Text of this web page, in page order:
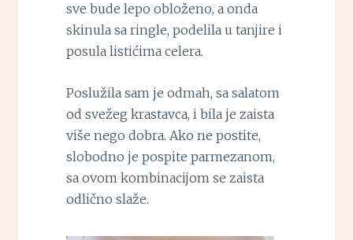
sve bude lepo obloženo, a onda
skinula sa ringle, podelila u tanjire i
posula listićima celera.
Poslužila sam je odmah, sa salatom
od svežeg krastavca, i bila je zaista
više nego dobra. Ako ne postite,
slobodno je pospite parmezanom,
sa ovom kombinacijom se zaista
odlično slaže.